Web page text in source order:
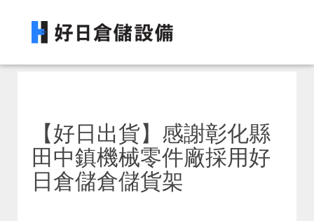
【好日出貨】感謝彰化縣
田中鎮機械零件廠採用好
日倉儲倉儲貨架